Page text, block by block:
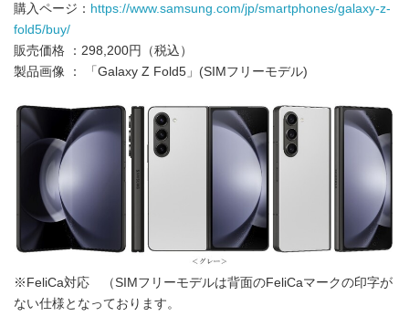
購入ページ： https://www.samsung.com/jp/smartphones/galaxy-z-
fold5/buy/
販売価格 ：298,200円（税込）
製品画像 ： 「Galaxy Z Fold5」(SIMフリーモデル)
※FeliCa対応 （SIMフリーモデルは背面のFeliCaマークの印字が
ない仕様となっております。